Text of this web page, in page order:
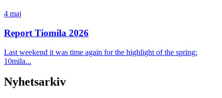
4 maj
Report Tiomila 2026
Last weekend it was time again for the highlight of the spring:
10mila...
Nyhetsarkiv